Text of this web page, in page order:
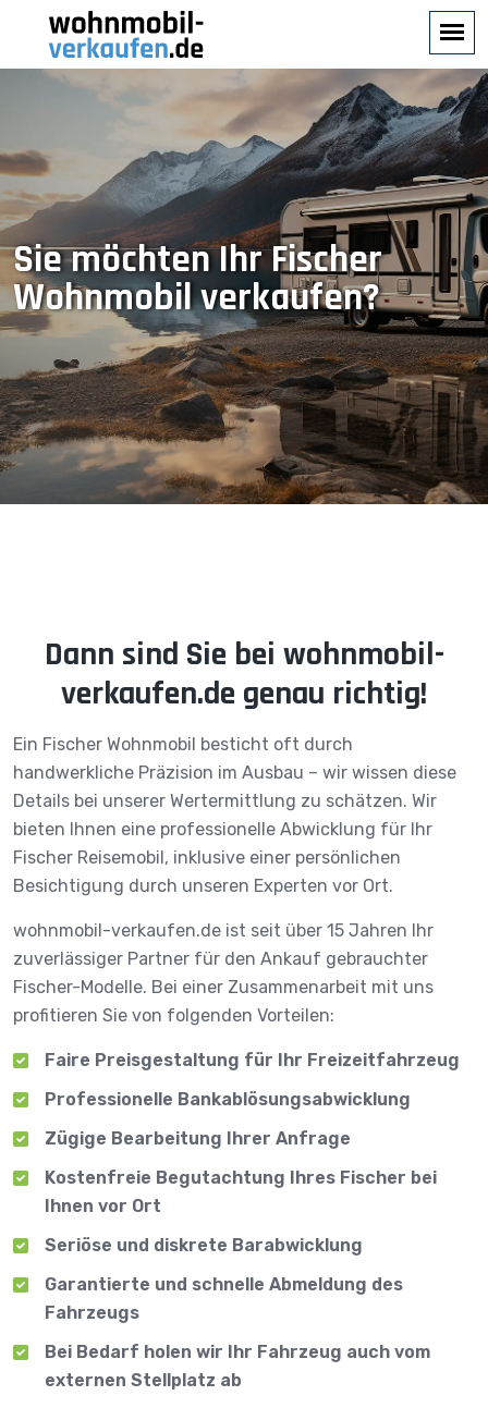
Sie möchten Ihr Fischer
Wohnmobil verkaufen?
Dann sind Sie bei wohnmobil-
verkaufen.de genau richtig!
Ein Fischer Wohnmobil besticht oft durch
handwerkliche Präzision im Ausbau – wir wissen diese
Details bei unserer Wertermittlung zu schätzen. Wir
bieten Ihnen eine professionelle Abwicklung für Ihr
Fischer Reisemobil, inklusive einer persönlichen
Besichtigung durch unseren Experten vor Ort.
wohnmobil-verkaufen.de ist seit über 15 Jahren Ihr
zuverlässiger Partner für den Ankauf gebrauchter
Fischer-Modelle. Bei einer Zusammenarbeit mit uns
profitieren Sie von folgenden Vorteilen:
Faire Preisgestaltung für Ihr Freizeitfahrzeug
Professionelle Bankablösungsabwicklung
Zügige Bearbeitung Ihrer Anfrage
Kostenfreie Begutachtung Ihres Fischer bei
Ihnen vor Ort
Seriöse und diskrete Barabwicklung
Garantierte und schnelle Abmeldung des
Fahrzeugs
Bei Bedarf holen wir Ihr Fahrzeug auch vom
externen Stellplatz ab